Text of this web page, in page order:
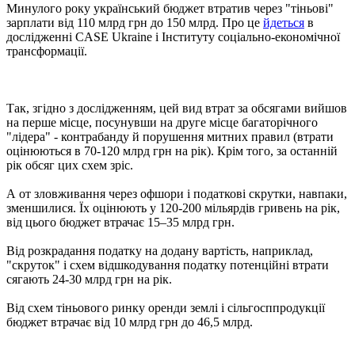
Минулого року український бюджет втратив через "тіньові"
зарплати від 110 млрд грн до 150 млрд. Про це йдеться в
дослідженні CASE Ukraine і Інституту соціально-економічної
трансформації.
Так, згідно з дослідженням, цей вид втрат за обсягами вийшов
на перше місце, посунувши на друге місце багаторічного
"лідера" - контрабанду й порушення митних правил (втрати
оцінюються в 70-120 млрд грн на рік). Крім того, за останній
рік обсяг цих схем зріс.
А от зловживання через офшори і податкові скрутки, навпаки,
зменшилися. Їх оцінюють у 120-200 мільярдів гривень на рік,
від цього бюджет втрачає 15–35 млрд грн.
Від розкрадання податку на додану вартість, наприклад,
"скруток" і схем відшкодування податку потенційні втрати
сягають 24-30 млрд грн на рік.
Від схем тіньового ринку оренди землі і сільгосппродукції
бюджет втрачає від 10 млрд грн до 46,5 млрд.